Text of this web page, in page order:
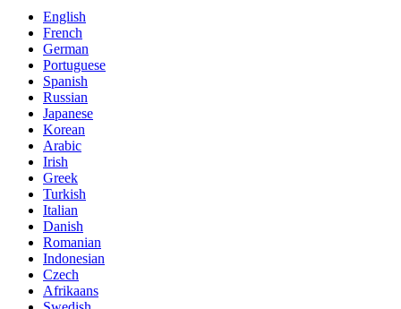
English
French
German
Portuguese
Spanish
Russian
Japanese
Korean
Arabic
Irish
Greek
Turkish
Italian
Danish
Romanian
Indonesian
Czech
Afrikaans